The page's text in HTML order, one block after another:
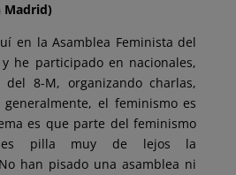
Madrid)
en la Asamblea Feminista del
he participado en nacionales,
8-M, organizando charlas,
generalmente, el feminismo es
es que parte del feminismo
les pilla muy de lejos la
han pisado una asamblea ni